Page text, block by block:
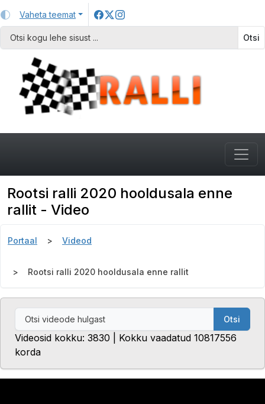
Vaheta teemat
Otsi
Rootsi ralli 2020 hooldusala enne
rallit - Video
Portaal Videod
Rootsi ralli 2020 hooldusala enne rallit
Otsi
Videosid kokku: 3830 | Kokku vaadatud 10817556
korda